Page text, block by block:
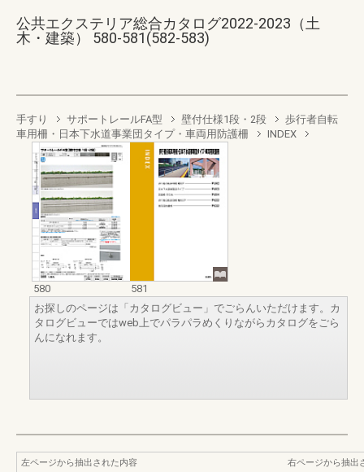
公共エクステリア総合カタログ2022-2023（土
木・建築） 580-581(582-583)
手すり サポートレールFA型 壁付仕様1段・2段
歩行者自転
車用柵・日本下水道事業団タイプ・車両用防護柵
INDEX
580
581
お探しのページは「カタログビュー」でごらんいただけます。カ
タログビューではweb上でパラパラめくりながらカタログをごら
んになれます。
左ページから抽出された内容
右ページから抽出